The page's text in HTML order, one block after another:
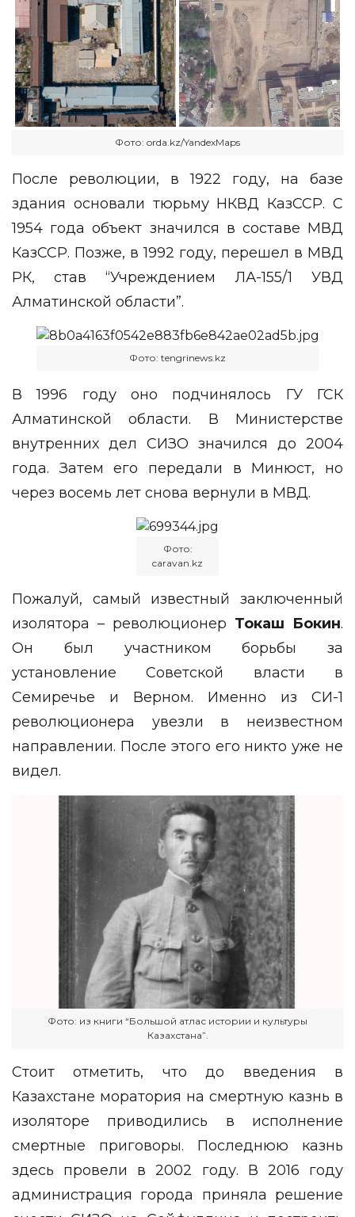
Фото: orda.kz/YandexMaps
После революции, в 1922 году, на базе
здания основали тюрьму НКВД КазССР. С
1954 года объект значился в составе МВД
КазССР. Позже, в 1992 году, перешел в МВД
РК, став “Учреждением ЛА-155/1 УВД
Алматинской области”.
Фото: tengrinews.kz
В 1996 году оно подчинялось ГУ ГСК
Алматинской области. В Министерстве
внутренних дел СИЗО значился до 2004
года. Затем его передали в Минюст, но
через восемь лет снова вернули в МВД.
Фото:
caravan.kz
Пожалуй, самый известный заключенный
изолятора – революционер Токаш Бокин.
Он был участником борьбы за
установление Советской власти в
Семиречье и Верном. Именно из СИ-1
революционера увезли в неизвестном
направлении. После этого его никто уже не
видел.
Фото: из книги “Большой атлас истории и культуры
Казахстана”.
Стоит отметить, что до введения в
Казахстане моратория на смертную казнь в
изоляторе приводились в исполнение
смертные приговоры. Последнюю казнь
здесь провели в 2002 году. В 2016 году
администрация города приняла решение